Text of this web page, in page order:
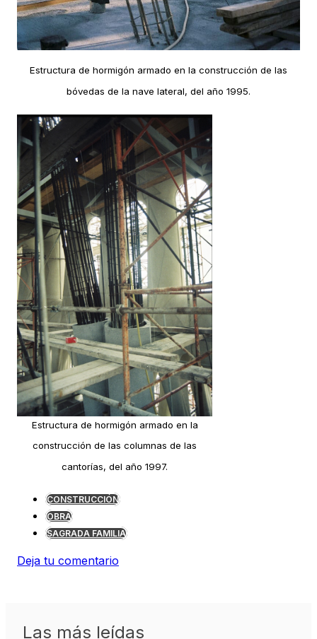
Estructura de hormigón armado en la construcción de las
bóvedas de la nave lateral, del año 1995.
Estructura de hormigón armado en la
construcción de las columnas de las
cantorías, del año 1997.
CONSTRUCCIÓN
OBRA
SAGRADA FAMILIA
Deja tu comentario
Las más leídas